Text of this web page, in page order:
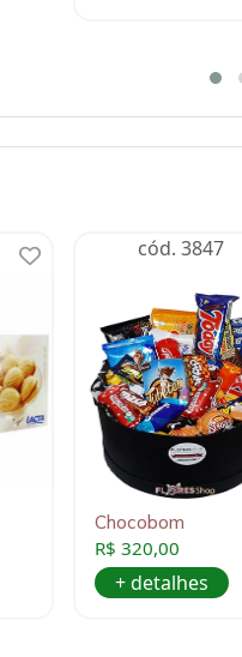
cód. 3847
Chocobom
R$ 320,00
+ detalhes